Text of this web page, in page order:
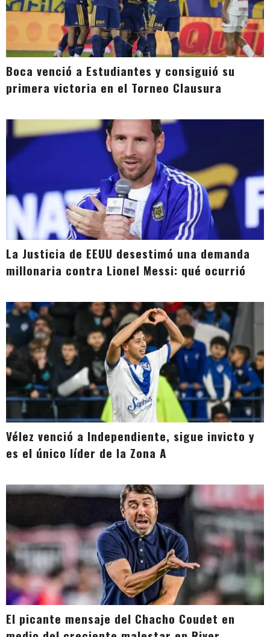
Boca venció a Estudiantes y consiguió su
primera victoria en el Torneo Clausura
La Justicia de EEUU desestimó una demanda
millonaria contra Lionel Messi: qué ocurrió
Vélez venció a Independiente, sigue invicto y
es el único líder de la Zona A
El picante mensaje del Chacho Coudet en